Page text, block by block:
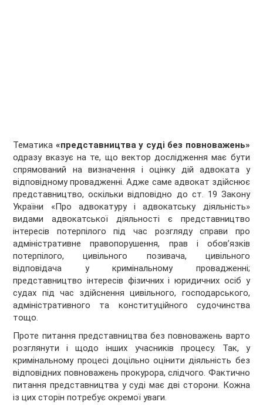
Тематика «представництва у суді без повноважень»
одразу вказує на те, що вектор дослідження має бути
спрямований на визначення і оцінку дій адвоката у
відповідному провадженні. Адже саме адвокат здійснює
представництво, оскільки відповідно до ст. 19 Закону
України «Про адвокатуру і адвокатську діяльність»
видами адвокатської діяльності є представництво
інтересів потерпілого під час розгляду справи про
адміністративне правопорушення, прав і обов’язків
потерпілого, цивільного позивача, цивільного
відповідача у кримінальному провадженні;
представництво інтересів фізичних і юридичних осіб у
судах під час здійснення цивільного, господарського,
адміністративного та конституційного судочинства
тощо.
Проте питання представництва без повноважень варто
розглянути і щодо інших учасників процесу. Так, у
кримінальному процесі доцільно оцінити діяльність без
відповідних повноважень прокурора, слідчого. Фактично
питання представництва у суді має дві сторони. Кожна
із цих сторін потребує окремої уваги.